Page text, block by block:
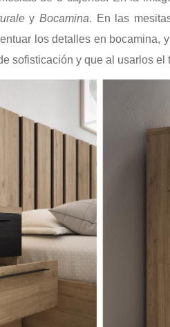
y Bocamina. En las
los detalles en bocamina,
sofisticación y que al usarlos el